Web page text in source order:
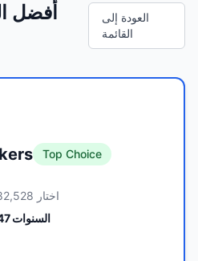
أفضل
العودة إلى
القائمة
Top Choice
اختار 282,528 من المتداولين هذا الوسيط
السنوات